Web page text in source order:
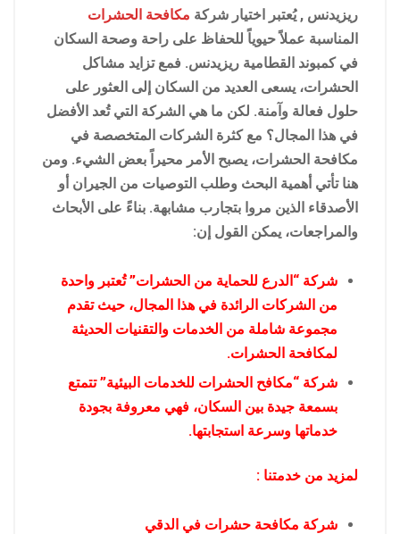
ريزيدنس , يُعتبر اختيار شركة مكافحة الحشرات
المناسبة عملاً حيوياً للحفاظ على راحة وصحة السكان
في كمبوند القطامية ريزيدنس. فمع تزايد مشاكل
الحشرات، يسعى العديد من السكان إلى العثور على
حلول فعالة وآمنة. لكن ما هي الشركة التي تُعد الأفضل
في هذا المجال؟ مع كثرة الشركات المتخصصة في
مكافحة الحشرات، يصبح الأمر محيراً بعض الشيء. ومن
هنا تأتي أهمية البحث وطلب التوصيات من الجيران أو
الأصدقاء الذين مروا بتجارب مشابهة. بناءً على الأبحاث
والمراجعات، يمكن القول إن:
شركة “الدرع للحماية من الحشرات” تُعتبر واحدة
من الشركات الرائدة في هذا المجال، حيث تقدم
مجموعة شاملة من الخدمات والتقنيات الحديثة
لمكافحة الحشرات.
شركة “مكافح الحشرات للخدمات البيئية” تتمتع
بسمعة جيدة بين السكان، فهي معروفة بجودة
خدماتها وسرعة استجابتها.
لمزيد من خدمتنا :
شركة مكافحة حشرات في الدقي